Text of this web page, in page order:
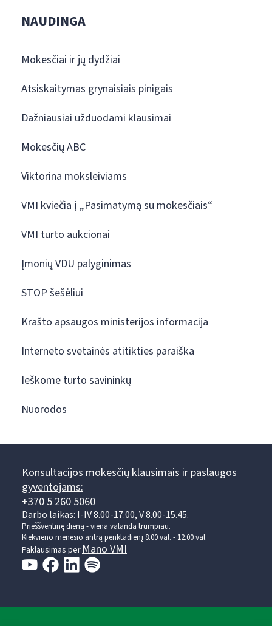
NAUDINGA
Mokesčiai ir jų dydžiai
Atsiskaitymas grynaisiais pinigais
Dažniausiai užduodami klausimai
Mokesčių ABC
Viktorina moksleiviams
VMI kviečia į „Pasimatymą su mokesčiais“
VMI turto aukcionai
Įmonių VDU palyginimas
STOP šešėliui
Krašto apsaugos ministerijos informacija
Interneto svetainės atitikties paraiška
Ieškome turto savininkų
Nuorodos
Konsultacijos mokesčių klausimais ir paslaugos
gyventojams:
+370 5 260 5060
Darbo laikas: I-IV 8.00-17.00, V 8.00-15.45.
Prieššventinę dieną - viena valanda trumpiau.
Kiekvieno mėnesio antrą penktadienį 8.00 val. - 12.00 val.
Paklausimas per Mano VMI